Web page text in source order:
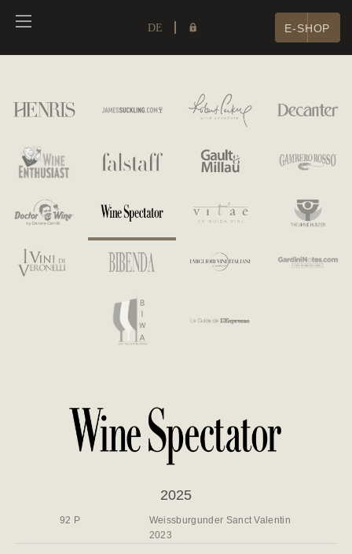
DE E-SHOP
2025
92 P
Weissburgunder Sanct Valentin
2023